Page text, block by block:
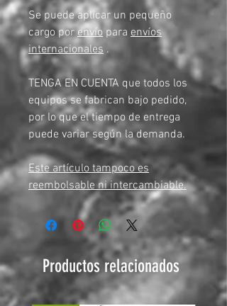
Se puede aplicar un pequeño
cargo porenvío para envíos
internacionales .
TENGA EN CUENTA que todos los
equipos se fabrican bajo pedido,
por lo que el tiempo de entrega
puede variar según la demanda.
Este artículo tampoco es
reembolsable ni intercambiable.
Productos relacionados